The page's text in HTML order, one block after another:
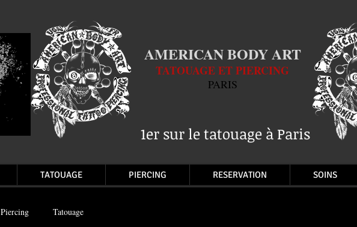
AMERICAN BODY ART
TATOUAGE ET PIERCING
PARIS
1er sur le tatouage à Paris
TATOUAGE PIERCING RESERVATION SOINS
Piercing Tatouage